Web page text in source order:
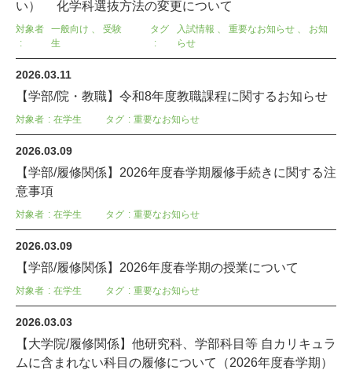
い） 化学科選抜方法の変更について
対象者 一般向け 、受験
生
タグ 入試情報 、 重要なお知らせ、 お知
らせ
2026.03.11
【学部/院・教職】令和8年度教職課程に関するお知らせ
対象者 在学生 タグ 重要なお知らせ
2026.03.09
【学部/履修関係】2026年度春学期履修手続きに関する注
意事項
対象者 在学生 タグ 重要なお知らせ
2026.03.09
【学部/履修関係】2026年度春学期の授業について
対象者 在学生 タグ 重要なお知らせ
2026.03.03
【大学院/履修関係】他研究科、学部科目等 自カリキュラ
ムに含まれない科目の履修について（2026年度春学期）